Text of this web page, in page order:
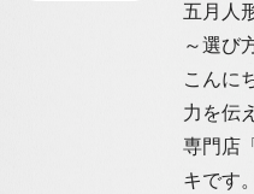
五月人
～選び
こんに
力を伝
専門店
キです